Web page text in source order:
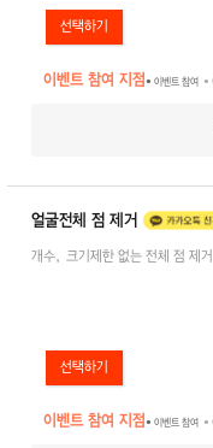
이벤트 참여 지점● 이벤트 참여 ●
얼굴전체 점 제거
개수, 크기제한 없는 전체 점 제거
이벤트 참여 지점● 이벤트 참여 ●